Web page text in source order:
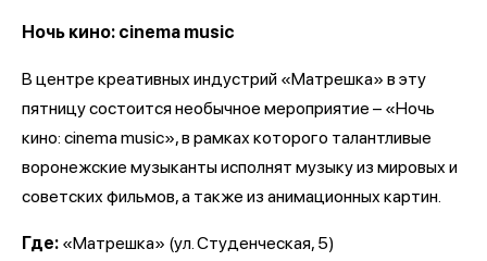
Ночь кино: cinema music
В центре креативных индустрий «Матрешка» в эту
пятницу состоится необычное мероприятие – «Ночь
кино: cinema music», в рамках которого талантливые
воронежские музыканты исполнят музыку из мировых и
советских фильмов, а также из анимационных картин.
Где: «Матрешка» (ул. Студенческая, 5)